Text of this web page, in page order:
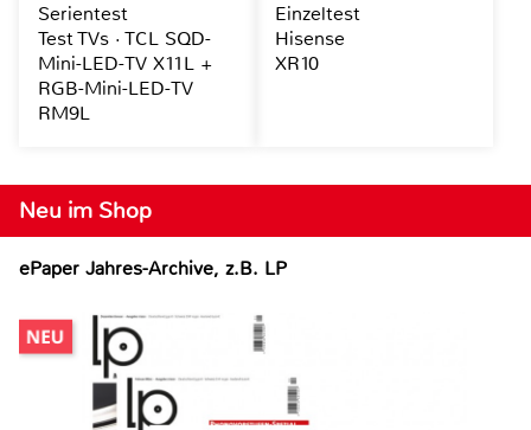
Neu im Shop
ePaper Jahres-Archive, z.B. LP
Serientest
Test TVs · TCL SQD-
Mini-LED-TV X11L +
RGB-Mini-LED-TV
RM9L
Einzeltest
Hisense
XR10